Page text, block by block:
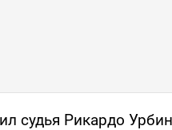
судья Рикардо